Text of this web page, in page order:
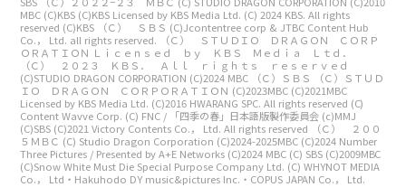
MBC (C)KBS (C)KBS Licensed by KBS Media Ltd. (C) 2024 KBS. All rights
reserved (C)KBS （Ｃ） ＳＢＳ (C)Jcontentree corp & JTBC Content Hub
Co.， Ltd. all rights reserved.
（Ｃ） ＳＴＵＤＩＯ ＤＲＡＧＯＮ ＣＯＲＰ
ＯＲＡＴＩＯＮ Ｌｉｃｅｎｓｅｄ ｂｙ ＫＢＳ Ｍｅｄｉａ Ｌｔｄ．
（Ｃ） ２０２３ ＫＢＳ． Ａｌｌ ｒｉｇｈｔｓ ｒｅｓｅｒｖｅｄ
(C)STUDIO DRAGON CORPORATION (C)2024 MBC （Ｃ）ＳＢＳ
（Ｃ）ＳＴＵＤ
ＩＯ ＤＲＡＧＯＮ ＣＯＲＰＯＲＡＴＩＯＮ (C)2023MBC (C)2021MBC
Licensed by KBS Media Ltd. (C)2016 HWARANG SPC. All rights reserved (C)
Content Wavve Corp. (C) FNC / 「四季の春」日本語版製作委員会 (c)MMJ
(C)SBS (C)2021 Victory Contents Co.， Ltd. All rights reserved
（Ｃ） ２００
５ＭＢＣ (C) Studio Dragon Corporation (C)2024-2025MBC (C)2024 Number
Three Pictures / Presented by A+E Networks (C)2024 MBC (C) SBS (C)2009MBC
(C)Snow White Must Die Special Purpose Company Ltd. (C) WHYNOT MEDIA
Co.， Ltd・Hakuhodo DY music&pictures Inc.・COPUS JAPAN Co.， Ltd.